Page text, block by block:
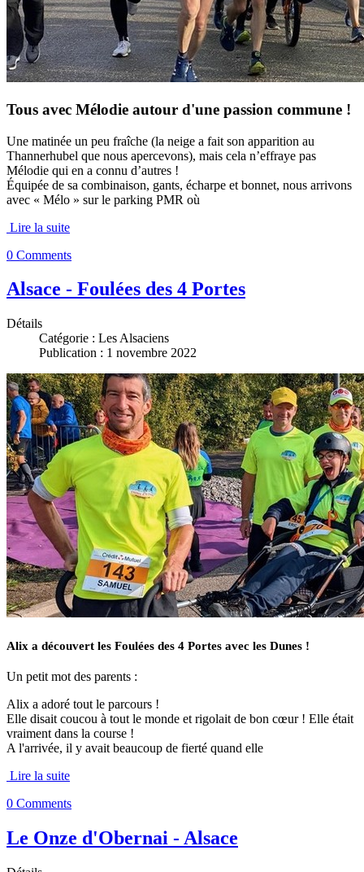
Tous avec Mélodie autour d'une passion commune !
Une matinée un peu fraîche (la neige a fait son apparition au
Thannerhubel que nous apercevons), mais cela n’effraye pas
Mélodie qui en a connu d’autres !
Équipée de sa combinaison, gants, écharpe et bonnet, nous arrivons
avec « Mélo » sur le parking PMR où
Lire la suite
0 Comments
Alsace - Foulées des 4 Portes
Détails
Catégorie : Les Alsaciens
Publication : 1 novembre 2022
Alix a découvert les Foulées des 4 Portes avec les Dunes !
Un petit mot des parents :
Alix a adoré tout le parcours !
Elle disait coucou à tout le monde et rigolait de bon cœur ! Elle était
vraiment dans la course !
A l'arrivée, il y avait beaucoup de fierté quand elle
Lire la suite
0 Comments
Le Onze d'Obernai - Alsace